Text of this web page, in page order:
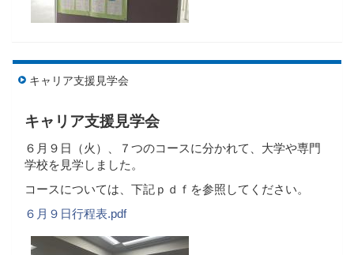
キャリア支援見学会
キャリア支援見学会
６月９日（火）、７つのコースに分かれて、大学や専門
学校を見学しました。
コースについては、下記ｐｄｆを参照してください。
６月９日行程表.pdf